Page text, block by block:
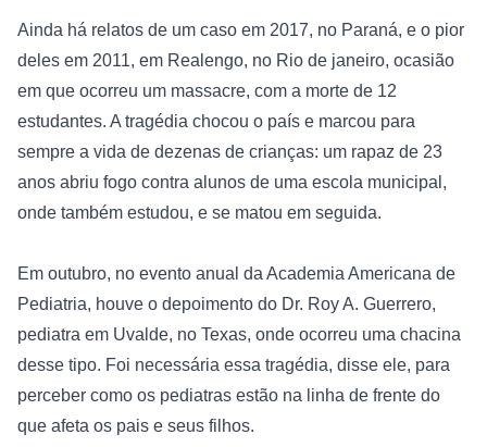
Ainda há relatos de um caso em 2017, no Paraná, e o pior
deles em 2011, em Realengo, no Rio de janeiro, ocasião
em que ocorreu um massacre, com a morte de 12
estudantes. A tragédia chocou o país e marcou para
sempre a vida de dezenas de crianças: um rapaz de 23
anos abriu fogo contra alunos de uma escola municipal,
onde também estudou, e se matou em seguida.
Em outubro, no evento anual da Academia Americana de
Pediatria, houve o depoimento do Dr. Roy A. Guerrero,
pediatra em Uvalde, no Texas, onde ocorreu uma chacina
desse tipo. Foi necessária essa tragédia, disse ele, para
perceber como os pediatras estão na linha de frente do
que afeta os pais e seus filhos.